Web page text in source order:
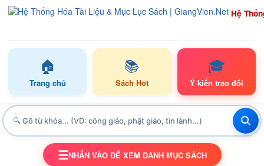
Hệ
🏠
Trang chủ
📚
Sách Hot
🎓
Ý kiến trao đổi
TOGGLE NAVIGATION
☰NHẤN VÀO ĐỂ XEM DANH MỤC SÁCH